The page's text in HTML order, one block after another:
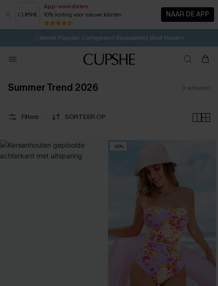
App-voordelen
10% korting voor nieuwe klanten NAAR DE APP
⚡️LAATSTE KANS | Tot 50% korting>>
🩱Meest Populair Corrigerend Badpakken| Must Have>>
💌Abonneer je & ontvang tot 15% korting>>
Koop 3, krijg 15% korting | CODE: SW15
Summer Trend 2026 3 artikelen
Filters SORTEER OP
-12%